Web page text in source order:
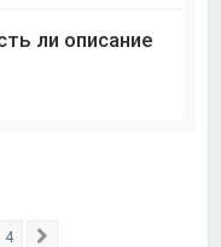
ли описание
4